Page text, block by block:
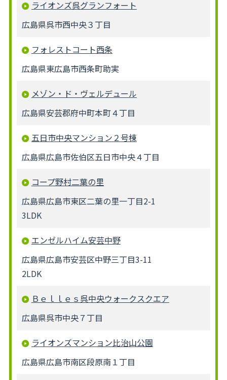
ライオンズ呉グランフォート
広島県呉市西中央３丁目
フォレストコート西条
広島県東広島市西条町助実
メゾン・ド・ヴェルデュール
広島県安芸郡府中町本町４丁目
五日市中央マンション２号棟
広島県広島市佐伯区五日市中央４丁目
コープ野村二葉の里
広島県広島市東区二葉の里一丁目2-1
3LDK
エンゼルハイム安芸中野
広島県広島市安芸区中野三丁目3-11
2LDK
Ｂｅｌｌｅｓ呉中央ウォークスクエア
広島県呉市中央７丁目
ライオンズマンション比治山公園
広島県広島市南区段原南１丁目